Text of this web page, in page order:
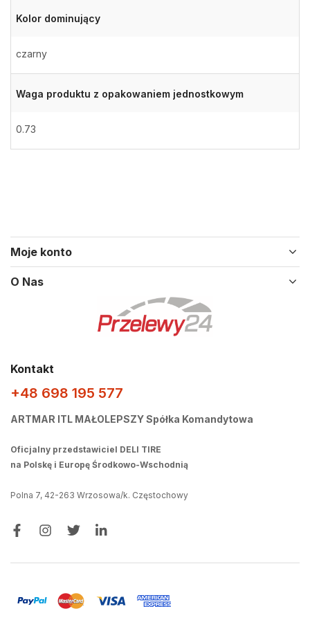
Kolor dominujący
czarny
Waga produktu z opakowaniem jednostkowym
0.73
Moje konto
O Nas
Kontakt
+48 698 195 577
ARTMAR ITL MAŁOLEPSZY Spółka Komandytowa
Oficjalny przedstawiciel DELI TIRE
na Polskę i Europę Środkowo-Wschodnią
Polna 7, 42-263 Wrzosowa/k. Częstochowy